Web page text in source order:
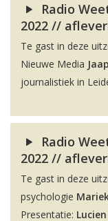
Radio
2022 //
Te gast in deze
Nieuwe Media
journalistiek in
Radio
2022 //
Te gast in deze
psychologie
Presentatie: